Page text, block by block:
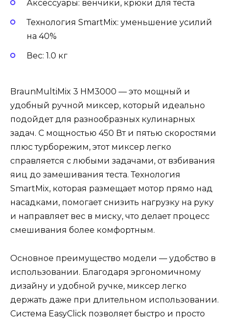
Аксессуары: венчики, крюки для теста
Технология SmartMix: уменьшение усилий
на 40%
Вес: 1.0 кг
BraunMultiMix 3 HM3000 — это мощный и
удобный ручной миксер, который идеально
подойдет для разнообразных кулинарных
задач. С мощностью 450 Вт и пятью скоростями
плюс турборежим, этот миксер легко
справляется с любыми задачами, от взбивания
яиц до замешивания теста. Технология
SmartMix, которая размещает мотор прямо над
насадками, помогает снизить нагрузку на руку
и направляет вес в миску, что делает процесс
смешивания более комфортным.
Основное преимущество модели — удобство в
использовании. Благодаря эргономичному
дизайну и удобной ручке, миксер легко
держать даже при длительном использовании.
Система EasyClick позволяет быстро и просто